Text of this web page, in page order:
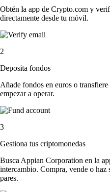
Obtén la app de Crypto.com y
directamente desde tu móvil.
2
Deposita fondos
Añade fondos en euros o
empezar a operar.
3
Gestiona tus criptomonedas
Busca Appian Corporation en la
intercambio. Compra, vende o haz
pares.